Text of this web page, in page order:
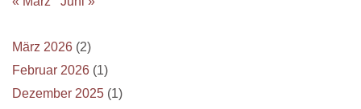
März 2026 (2)
Februar 2026 (1)
Dezember 2025 (1)